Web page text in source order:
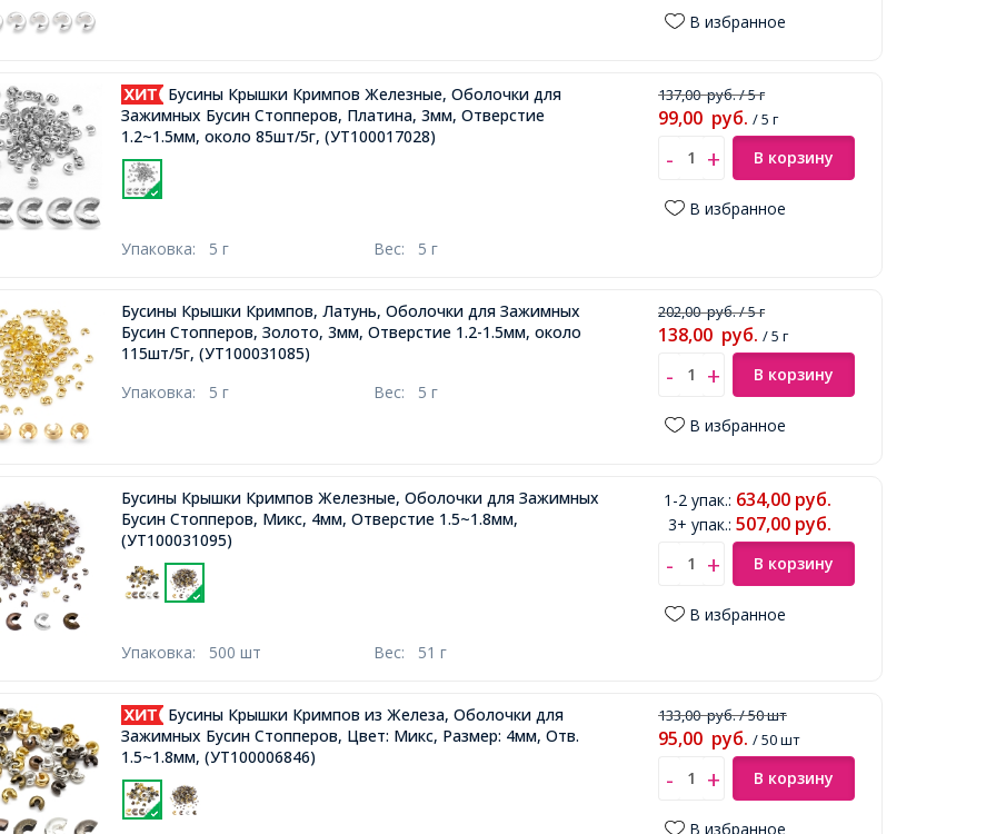
В избранное
Бусины Крышки Кримпов Железные, Оболочки для
Зажимных Бусин Стопперов, Платина, 3мм, Отверстие
1.2~1.5мм, около 85шт/5г, (УТ100017028)
Упаковка: 5 г Вес: 5 г
137,00руб./ 5 г
99,00 руб. / 5 г
В корзину
В избранное
Бусины Крышки Кримпов, Латунь, Оболочки для Зажимных
Бусин Стопперов, Золото, 3мм, Отверстие 1.2-1.5мм, около
115шт/5г, (УТ100031085)
Упаковка: 5 г Вес: 5 г
202,00руб./ 5 г
138,00 руб. / 5 г
В корзину
В избранное
Бусины Крышки Кримпов Железные, Оболочки для Зажимных
Бусин Стопперов, Микс, 4мм, Отверстие 1.5~1.8мм,
(УТ100031095)
Упаковка: 500 шт Вес: 51 г
1-2 упак.: 634,00 руб.
3+ упак.: 507,00 руб.
В корзину
В избранное
Бусины Крышки Кримпов из Железа, Оболочки для
Зажимных Бусин Стопперов, Цвет: Микс, Размер: 4мм, Отв.
1.5~1.8мм, (УТ100006846)
133,00руб./ 50 шт
95,00 руб. / 50 шт
В корзину
В избранное